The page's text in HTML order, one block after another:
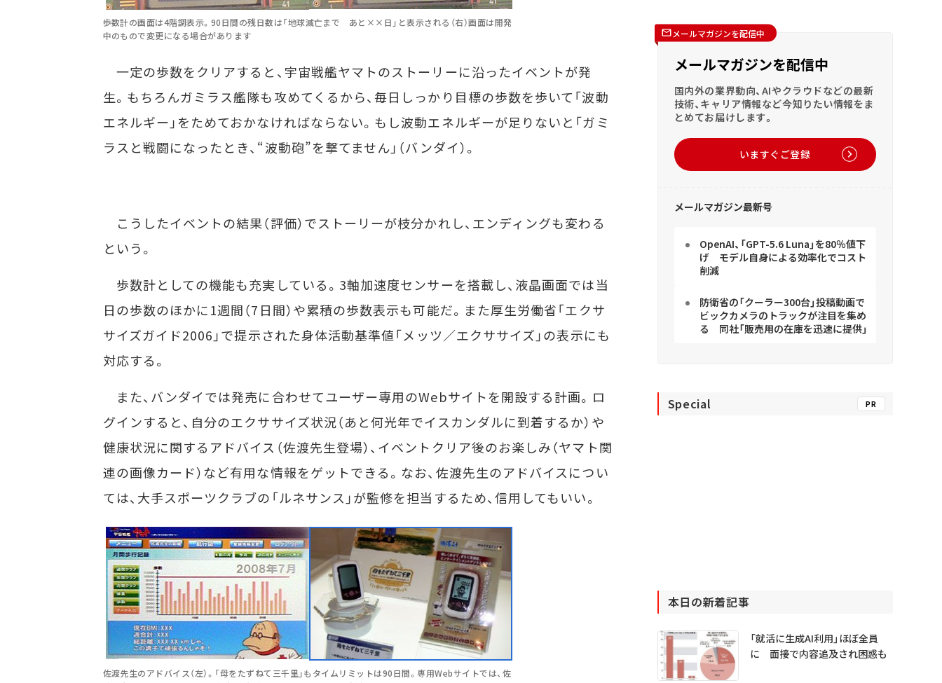
歩数計の画面は4階調表示。90日間の残日数は「地球滅亡まで あと××日」と表示される（右）画面は開発
中のもので変更になる場合があります
一定の歩数をクリアすると、宇宙戦艦ヤマトのストーリーに沿ったイベントが発
生。もちろんガミラス艦隊も攻めてくるから、毎日しっかり目標の歩数を歩いて「波動
エネルギー」をためておかなければならない。もし波動エネルギーが足りないと「ガミ
ラスと戦闘になったとき、“波動砲”を撃てません」（バンダイ）。
こうしたイベントの結果（評価）でストーリーが枝分かれし、エンディングも変わる
という。
歩数計としての機能も充実している。3軸加速度センサーを搭載し、液晶画面では当
日の歩数のほかに1週間（7日間）や累積の歩数表示も可能だ。また厚生労働省「エクサ
サイズガイド2006」で提示された身体活動基準値「メッツ／エクササイズ」の表示にも
対応する。
また、バンダイでは発売に合わせてユーザー専用のWebサイトを開設する計画。ロ
グインすると、自分のエクササイズ状況（あと何光年でイスカンダルに到着するか）や
健康状況に関するアドバイス（佐渡先生登場）、イベントクリア後のお楽しみ（ヤマト関
連の画像カード）など有用な情報をゲットできる。なお、佐渡先生のアドバイスについ
ては、大手スポーツクラブの「ルネサンス」が監修を担当するため、信用してもいい。
佐渡先生のアドバイス（左）。「母をたずねて三千里」もタイムリミットは90日間。専用Webサイトでは、佐
メールマガジンを配信中
メールマガジンを配信中
国内外の業界動向、AIやクラウドなどの最新
技術、キャリア情報など今知りたい情報をま
とめてお届けします。
いますぐご登録
メールマガジン最新号
OpenAI、「GPT-5.6 Luna」を80％値下
げ モデル自身による効率化でコスト
削減
防衛省の「クーラー300台」投稿動画で
ビックカメラのトラックが注目を集め
る 同社「販売用の在庫を迅速に提供」
Special PR
本日の新着記事
「就活に生成AI利用」ほぼ全員
に 面接で内容追及され困惑も